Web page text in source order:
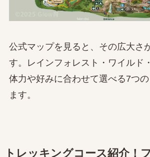
公式マップを見ると、その広大さ
す。レインフォレスト・ワイルド
体力や好みに合わせて選べる7つ
ます。
トレッキングコース紹介！